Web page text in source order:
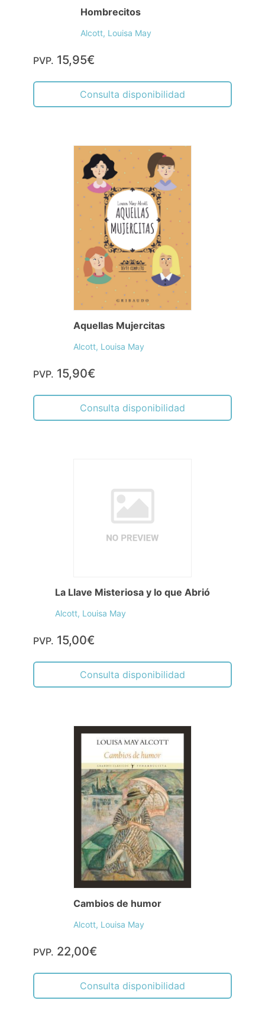
Hombrecitos
Alcott, Louisa May
PVP. 15,95€
Consulta disponibilidad
Aquellas Mujercitas
Alcott, Louisa May
PVP. 15,90€
Consulta disponibilidad
La Llave Misteriosa y lo que Abrió
Alcott, Louisa May
PVP. 15,00€
Consulta disponibilidad
Cambios de humor
Alcott, Louisa May
PVP. 22,00€
Consulta disponibilidad